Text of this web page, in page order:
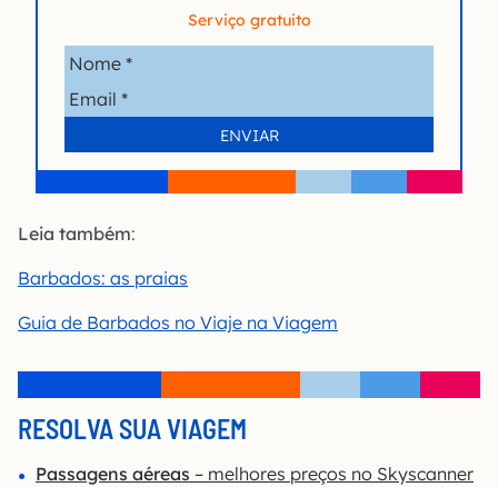
Serviço gratuito
Leia também:
Barbados: as praias
Guia de Barbados no Viaje na Viagem
RESOLVA SUA VIAGEM
Passagens aéreas – melhores preços no Skyscanner